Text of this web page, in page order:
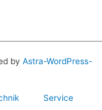
by Astra-WordPress-
Service